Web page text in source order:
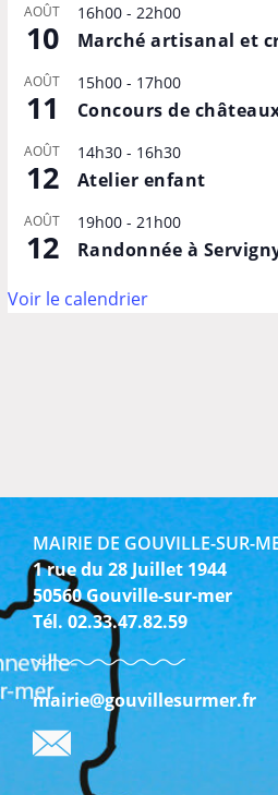
AOÛT
10
16h00- 22h00
Marché artisanal et
AOÛT
11
15h00- 17h00
Concours de
AOÛT
12
14h30- 16h30
Atelier enfant
AOÛT
12
19h00- 21h00
Randonnée à
Voir le calendrier
MAIRIE DE GOUVILLE-SUR-
1 rue du 28 Juillet 1944
50560 Gouville-sur-mer
Tél. 02.33.47.82.59
mairie@gouvillesurmer.fr